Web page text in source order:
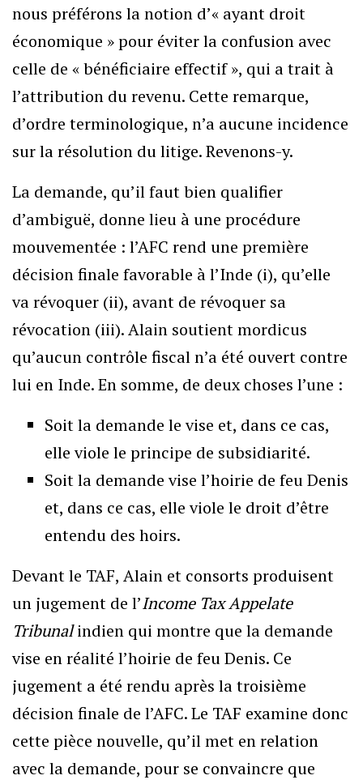
nous préférons la notion d’« ayant droit
économique » pour éviter la confusion avec
celle de « bénéficiaire effectif », qui a trait à
l’attribution du revenu. Cette remarque,
d’ordre terminologique, n’a aucune incidence
sur la résolution du litige. Revenons-y.
La demande, qu’il faut bien qualifier
d’ambiguë, donne lieu à une procédure
mouvementée : l’AFC rend une première
décision finale favorable à l’Inde (i), qu’elle
va révoquer (ii), avant de révoquer sa
révocation (iii). Alain soutient mordicus
qu’aucun contrôle fiscal n’a été ouvert contre
lui en Inde. En somme, de deux choses l’une :
Soit la demande le vise et, dans ce cas,
elle viole le principe de subsidiarité.
Soit la demande vise l’hoirie de feu Denis
et, dans ce cas, elle viole le droit d’être
entendu des hoirs.
Devant le TAF, Alain et consorts produisent
un jugement de l’Income Tax Appelate
Tribunalindien qui montre que la demande
vise en réalité l’hoirie de feu Denis. Ce
jugement a été rendu après la troisième
décision finale de l’AFC. Le TAF examine donc
cette pièce nouvelle, qu’il met en relation
avec la demande, pour se convaincre que